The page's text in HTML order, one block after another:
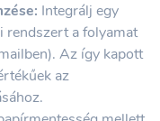
Integrálj egy
rendszert a folyamat
Az így kapott
az